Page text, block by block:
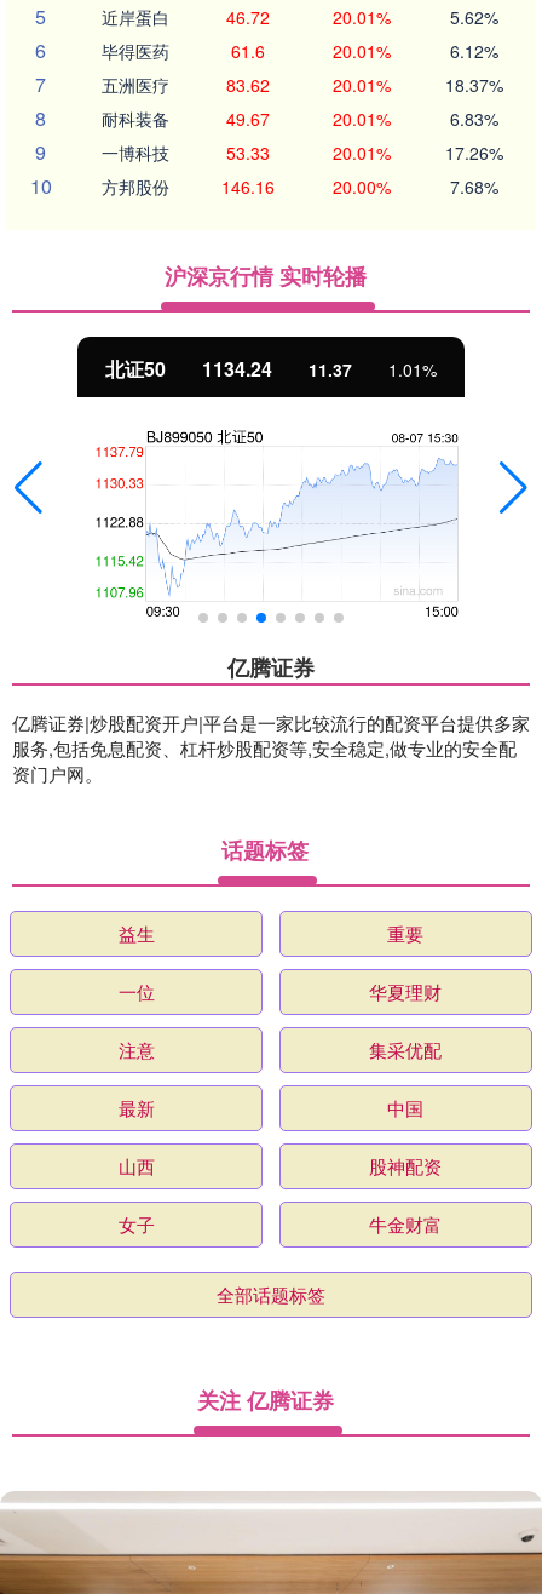
5 近岸蛋白 46.72 20.01% 5.62%
6 毕得医药 61.6 20.01% 6.12%
7 五洲医疗 83.62 20.01% 18.37%
8 耐科装备 49.67 20.01% 6.83%
9 一博科技 53.33 20.01% 17.26%
10 方邦股份 146.16 20.00% 7.68%
沪深京行情 实时轮播
北证50 1134.24 11.37 1.01%
亿腾证券
亿腾证券|炒股配资开户|平台是一家比较流行的配资平台提供多家
服务,包括免息配资、杠杆炒股配资等,安全稳定,做专业的安全配
资门户网。
话题标签
益生 重要
一位 华夏理财
注意 集采优配
最新 中国
山西 股神配资
女子 牛金财富
全部话题标签
关注 亿腾证券